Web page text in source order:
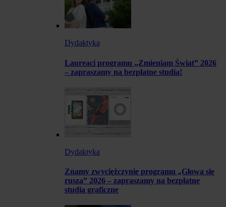
Dydaktyka
Laureaci programu „Zmieniam Świat” 2026
– zapraszamy na bezpłatne studia!
Dydaktyka
Znamy zwyciężczynie programu „Głowa się
rusza” 2026 – zapraszamy na bezpłatne
studia graficzne